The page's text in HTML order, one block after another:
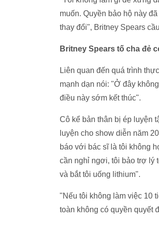
muốn. Quyền bảo hộ này
thay đổi", Britney Spears
Britney Spears tố cha đẻ
Liên quan đến quá trình
mạnh dạn nói: "Ở đây
điều này sớm kết thúc".
Cô kể bản thân bị ép luyện
luyện cho show diễn năm
báo với bác sĩ là tôi không
cần nghỉ ngơi, tôi bảo trợ lý
và bắt tôi uống lithium".
"Nếu tôi không làm việc 10
toàn không có quyền quyết